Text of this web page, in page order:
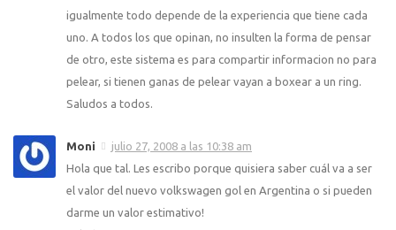
igualmente todo depende de la experiencia que tiene cada
uno. A todos los que opinan, no insulten la forma de pensar
de otro, este sistema es para compartir informacion no para
pelear, si tienen ganas de pelear vayan a boxear a un ring.
Saludos a todos.
Moni
julio 27, 2008 a las 10:38 am
Hola que tal. Les escribo porque quisiera saber cuál va a ser
el valor del nuevo volkswagen gol en Argentina o si pueden
darme un valor estimativo!